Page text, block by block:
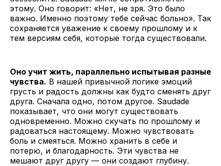
этому. Оно говорит: «Нет, не зря. Это было
важно. Именно поэтому тебе сейчас больно». Так
сохраняется уважение к своему прошлому и к
тем версиям себя, которые тогда существовали.
Оно учит жить, параллельно испытывая разные
чувства. В нашей привычной логике эмоций
грусть и радость должны как будто сменять друг
друга. Сначала одно, потом другое. Saudade
показывает, что они могут существовать
одновременно. Можно скучать по прошлому и
радоваться настоящему. Можно чувствовать
боль и смеяться. Можно хранить в себе и
потерю, и благодарность. Эти чувства не
мешают друг другу — они создают глубину.